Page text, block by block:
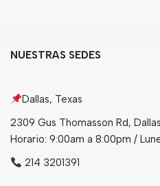
NUESTRAS SEDES
Dallas, Texas
2309 Gus Thomasson Rd,
Horario: 9:00am a 8:00pm /
214 3201391